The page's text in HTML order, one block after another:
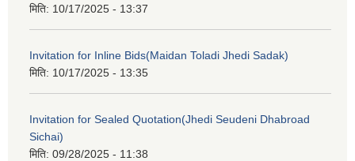
मिति: 10/17/2025 - 13:37
Invitation for Inline Bids(Maidan Toladi Jhedi Sadak)
मिति: 10/17/2025 - 13:35
Invitation for Sealed Quotation(Jhedi Seudeni Dhabroad
Sichai)
मिति: 09/28/2025 - 11:38